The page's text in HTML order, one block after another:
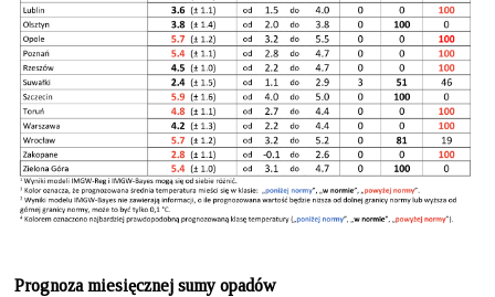
Prognoza miesięcznej sumy opadów